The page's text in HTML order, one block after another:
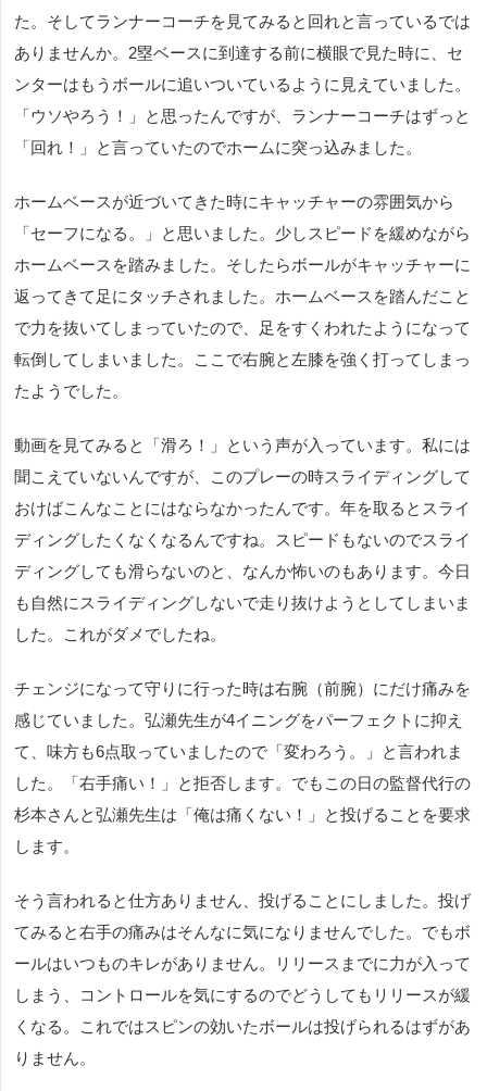
た。そしてランナーコーチを見てみると回れと言っているでは
ありませんか。2塁ベースに到達する前に横眼で見た時に、セ
ンターはもうボールに追いついているように見えていました。
「ウソやろう！」と思ったんですが、ランナーコーチはずっと
「回れ！」と言っていたのでホームに突っ込みました。
ホームベースが近づいてきた時にキャッチャーの雰囲気から
「セーフになる。」と思いました。少しスピードを緩めながら
ホームベースを踏みました。そしたらボールがキャッチャーに
返ってきて足にタッチされました。ホームベースを踏んだこと
で力を抜いてしまっていたので、足をすくわれたようになって
転倒してしまいました。ここで右腕と左膝を強く打ってしまっ
たようでした。
動画を見てみると「滑ろ！」という声が入っています。私には
聞こえていないんですが、このプレーの時スライディングして
おけばこんなことにはならなかったんです。年を取るとスライ
ディングしたくなくなるんですね。スピードもないのでスライ
ディングしても滑らないのと、なんか怖いのもあります。今日
も自然にスライディングしないで走り抜けようとしてしまいま
した。これがダメでしたね。
チェンジになって守りに行った時は右腕（前腕）にだけ痛みを
感じていました。弘瀬先生が4イニングをパーフェクトに抑え
て、味方も6点取っていましたので「変わろう。」と言われま
した。「右手痛い！」と拒否します。でもこの日の監督代行の
杉本さんと弘瀬先生は「俺は痛くない！」と投げることを要求
します。
そう言われると仕方ありません、投げることにしました。投げ
てみると右手の痛みはそんなに気になりませんでした。でもボ
ールはいつものキレがありません。リリースまでに力が入って
しまう、コントロールを気にするのでどうしてもリリースが緩
くなる。これではスピンの効いたボールは投げられるはずがあ
りません。